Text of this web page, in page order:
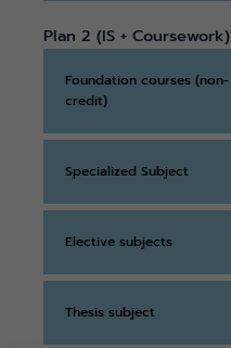
Plan 2 (IS + Coursework)
Foundation courses (non-
credit)
Specialized Subject
Elective subjects
Thesis subject